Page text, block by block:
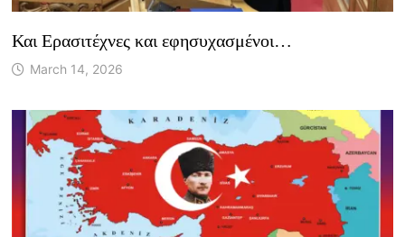
Και Ερασιτέχνες και εφησυχασμένοι…
March 14, 2026